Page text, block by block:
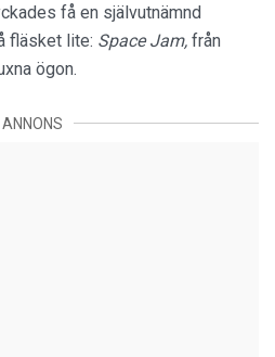
få en självutnämnd
fläsket lite: Space Jam, från
ögon.
ANNONS